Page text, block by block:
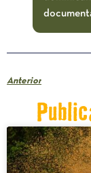
Anterior